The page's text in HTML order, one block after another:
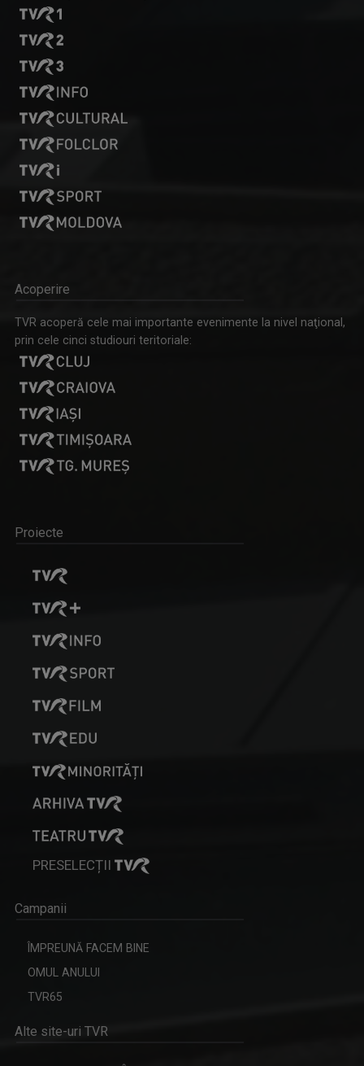
Acoperire
TVR acoperă cele mai importante evenimente la nivel naţional,
prin cele cinci studiouri teritoriale:
Proiecte
PRESELECȚII
Campanii
ÎMPREUNĂ FACEM BINE
OMUL ANULUI
TVR65
Alte site-uri TVR